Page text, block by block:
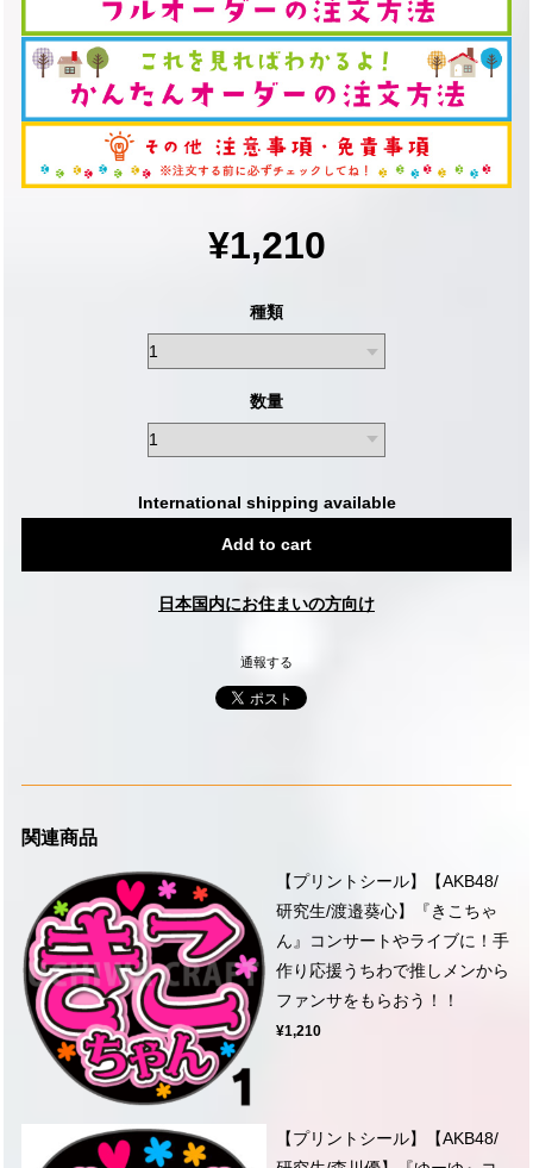
¥1,210
種類
数量
International shipping available
Add to cart
日本国内にお住まいの方向け
通報する
関連商品
【プリントシール】【AKB48/
研究生/渡邉葵心】『きこちゃ
ん』コンサートやライブに！手
作り応援うちわで推しメンから
ファンサをもらおう！！
¥1,210
【プリントシール】【AKB48/